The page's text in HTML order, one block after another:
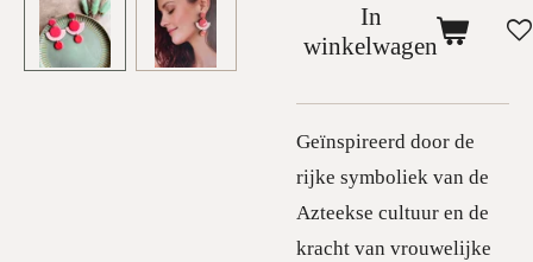
In
winkelwagen
Geïnspireerd door de
rijke symboliek van de
Azteekse cultuur en de
kracht van vrouwelijke